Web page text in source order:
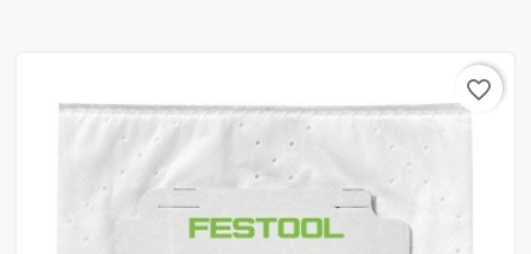
favorite_border